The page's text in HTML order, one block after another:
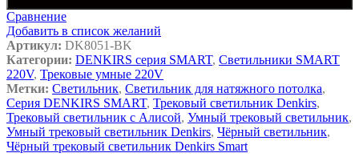
Сравнение
Добавить в список желаний
Артикул: DK8051-BK
Категории: DENKIRS серия SMART, Светильники SMART
220V, Трековые умные 220V
Метки: Светильник, Светильник для натяжного потолка,
Серия DENKIRS SMART, Трековый светильник Denkirs,
Трековый светильник с Алисой, Умный трековый светильник,
Умный трековый светильник Denkirs, Чёрный светильник,
Чёрный трековый светильник Denkirs Smart